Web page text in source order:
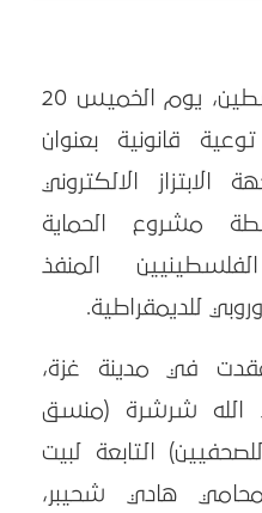
عقد بيت الصحافة – فلسطين، يوم الخميس 20
ورشة توعية قانونية بعنوان
الابتزاز الالكتروني
مشروع الحماية
المنفذ
للديمقراطية.
في مدينة غزة،
الله شرشرة (منسق
التابعة لبيت
هادي شحيبر،